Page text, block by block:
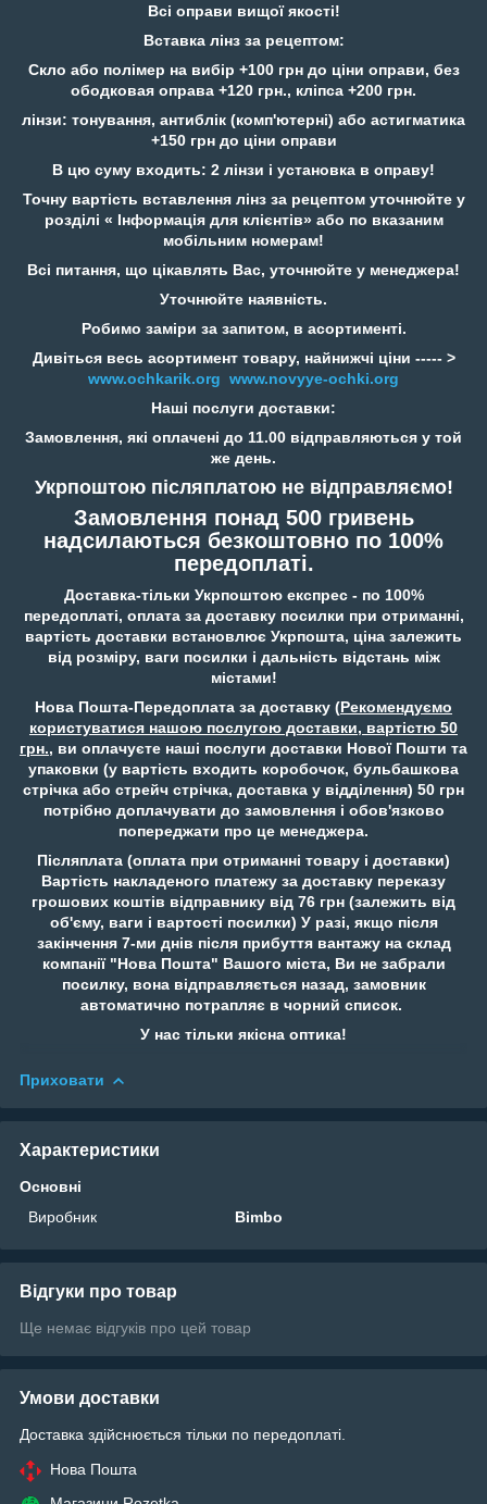
Всі оправи вищої якості!
Вставка лінз за рецептом:
Скло або полімер на вибір +100 грн до ціни оправи, без
ободковая оправа +120 грн., кліпса +200 грн.
лінзи: тонування, антиблік (комп'ютерні) або астигматика
+150 грн до ціни оправи
В цю суму входить: 2 лінзи і установка в оправу!
Точну вартість вставлення лінз за рецептом уточнюйте у
розділі « Інформація для клієнтів» або по вказаним
мобільним номерам!
Всі питання, що цікавлять Вас, уточнюйте у менеджера!
Уточнюйте наявність.
Робимо заміри за запитом, в асортименті.
Дивіться весь асортимент товару, найнижчі ціни ----- >
www.ochkarik.org www.novyye-ochki.org
Наші послуги доставки:
Замовлення, які оплачені до 11.00 відправляються у той
же день.
Укрпоштою післяплатою не відправляємо!
Замовлення понад 500 гривень
надсилаються безкоштовно по 100%
передоплаті.
Доставка-тільки Укрпоштою експрес - по 100%
передоплаті, оплата за доставку посилки при отриманні,
вартість доставки встановлює Укрпошта, ціна залежить
від розміру, ваги посилки і дальність відстань між
містами!
Нова Пошта-Передоплата за доставку (Рекомендуємо
користуватися нашою послугою доставки, вартістю 50
грн., ви оплачуєте наші послуги доставки Нової Пошти та
упаковки (у вартість входить коробочок, бульбашкова
стрічка або стрейч стрічка, доставка у відділення) 50 грн
потрібно доплачувати до замовлення і обов'язково
попереджати про це менеджера.
Післяплата (оплата при отриманні товару і доставки)
Вартість накладеного платежу за доставку переказу
грошових коштів відправнику від 76 грн (залежить від
об'єму, ваги і вартості посилки) У разі, якщо після
закінчення 7-ми днів після прибуття вантажу на склад
компанії "Нова Пошта" Вашого міста, Ви не забрали
посилку, вона відправляється назад, замовник
автоматично потрапляє в чорний список.
У нас тільки якісна оптика!
Приховати
Характеристики
Основні
Виробник
Bimbo
Відгуки про товар
Ще немає відгуків про цей товар
Умови доставки
Доставка здійснюється тільки по передоплаті.
Нова Пошта